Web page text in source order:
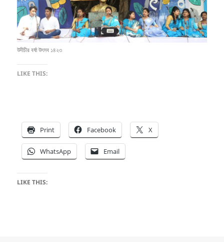
উদীচীর বর্ষা উৎসব ১৪২৩
LIKE THIS:
Print Facebook X
WhatsApp Email
LIKE THIS: